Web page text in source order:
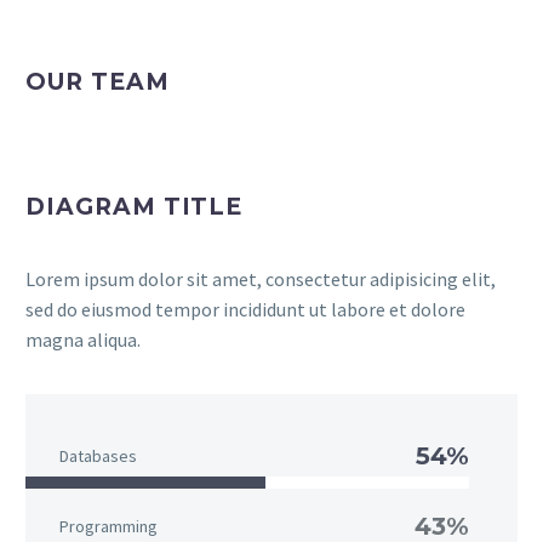
OUR TEAM
DIAGRAM TITLE
Lorem ipsum dolor sit amet, consectetur adipisicing elit,
sed do eiusmod tempor incididunt ut labore et dolore
magna aliqua.
Databases 54%
Programming 43%